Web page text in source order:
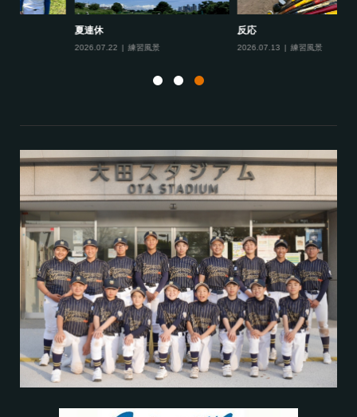
2026.07.13 練習風景 2026.07.06 練習風景